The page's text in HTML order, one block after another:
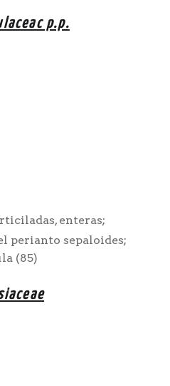
p.p.
enteras;
perianto sepaloides;
(85)